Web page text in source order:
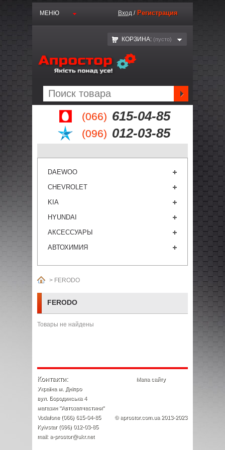
(066) 615-04-85
(096) 012-03-85
МЕНЮ Вход / Регистрация
КОРЗИНА: (пустo)
DAEWOO
CHEVROLET
KIA
HYUNDAI
АКСЕССУАРЫ
АВТОХИМИЯ
> FERODO
FERODO
Товары не найдены
Контакти:
Україна м. Дніпро
вул. Бородинська 4
магазин "Автозапчастини"
Vodafone (066) 615-04-85
Kyivstar (096) 012-03-85
mail: a-prostor@ukr.net
Мапа сайту
© aprostor.com.ua 2013-2023